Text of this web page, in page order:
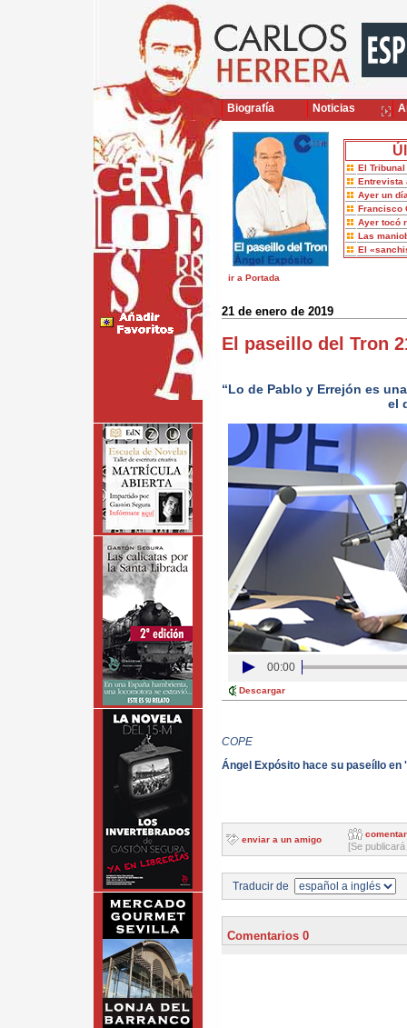
El
Entrevista
Ayer un
Francisco
Ayer tocó
Las
El
ir a Portada
21 de enero de 2019
El paseillo del Tron
“Lo de Pablo y Errejón es
el
00:00
Descargar
COPE
Ángel Expósito hace su paseíllo en
enviar a un amigo
comentar
[Se
Traducir de
Comentarios 0
Biografía Noticias